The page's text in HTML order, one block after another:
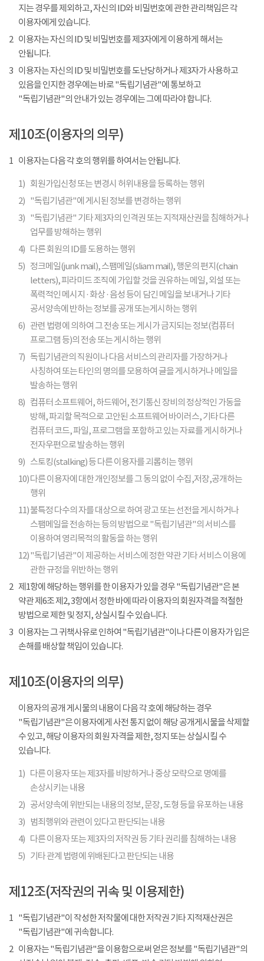
지는 경우를 제외하고, 자신의 ID와 비밀번호에 관한 관리책임은 각
이용자에게 있습니다.
2 이용자는 자신의 ID 및 비밀번호를 제3자에게 이용하게 해서는
안됩니다.
3 이용자는 자신의 ID 및 비밀번호를 도난당하거나 제3자가 사용하고
있음을 인지한 경우에는 바로 "독립기념관"에 통보하고
"독립기념관"의 안내가 있는 경우에는 그에 따라야 합니다.
제10조(이용자의 의무)
1 이용자는 다음 각 호의 행위를 하여서는 안됩니다.
1) 회원가입신청 또는 변경시 허위내용을 등록하는 행위
2) "독립기념관"에 게시된 정보를 변경하는 행위
3) "독립기념관" 기타 제3자의 인격권 또는 지적재산권을 침해하거나
업무를 방해하는 행위
4) 다른 회원의 ID를 도용하는 행위
5) 정크메일(junk mail), 스팸메일(sliam mail), 행운의 편지(chain
letters), 피라미드 조직에 가입할 것을 권유하는 메일, 외설 또는
폭력적인 메시지 · 화상 · 음성 등이 담긴 메일을 보내거나 기타
공서양속에 반하는 정보를 공개 또는게시하는 행위
6) 관련 법령에 의하여 그 전송 또는 게시가 금지되는 정보(컴퓨터
프로그램 등)의 전송 또는 게시하는 행위
7) 독립기념관의 직원이나 다음 서비스의 관리자를 가장하거나
사칭하여 또는 타인의 명의를 모용하여 글을 게시하거나 메일을
발송하는 행위
8) 컴퓨터 소프트웨어, 하드웨어, 전기통신 장비의 정상적인 가동을
방해, 파괴할 목적으로 고안된 소프트웨어 바이러스, 기타 다른
컴퓨터 코드, 파일, 프로그램을 포함하고 있는 자료를 게시하거나
전자우편으로 발송하는 행위
9) 스토킹(stalking) 등 다른 이용자를 괴롭히는 행위
10)다른 이용자에 대한 개인정보를 그 동의 없이 수집,저장,공개하는
행위
11)불특정 다수의 자를 대상으로 하여 광고 또는 선전을 게시하거나
스팸메일을 전송하는 등의 방법으로 "독립기념관"의 서비스를
이용하여 영리목적의 활동을 하는 행위
12)"독립기념관"이 제공하는 서비스에 정한 약관 기타 서비스 이용에
관한 규정을 위반하는 행위
2 제1항에 해당하는 행위를 한 이용자가 있을 경우 "독립기념관"은 본
약관 제6조 제2, 3항에서 정한 바에 따라 이용자의 회원자격을 적절한
방법으로 제한 및 정지, 상실시킬 수 있습니다.
3 이용자는 그 귀책사유로 인하여 "독립기념관"이나 다른 이용자가 입은
손해를 배상할 책임이 있습니다.
제10조(이용자의 의무)
이용자의 공개 게시물의 내용이 다음 각 호에 해당하는 경우
"독립기념관"은 이용자에게 사전 통지 없이 해당 공개게시물을 삭제할
수 있고, 해당 이용자의 회원 자격을 제한, 정지 또는 상실시킬 수
있습니다.
1) 다른 이용자 또는 제3자를 비방하거나 중상 모략으로 명예를
손상시키는 내용
2) 공서양속에 위반되는 내용의 정보, 문장, 도형 등을 유포하는 내용
3)
범죄행위와 관련이 있다고 판단되는 내용
4) 다른 이용자 또는 제3자의 저작권 등 기타 권리를 침해하는 내용
5) 기타 관계 법령에 위배된다고 판단되는 내용
제12조(저작권의 귀속 및 이용제한)
1 "독립기념관"이 작성한 저작물에 대한 저작권 기타 지적재산권은
"독립기념관"에 귀속합니다.
2 이용자는 "독립기념관"을 이용함으로써 얻은 정보를 "독립기념관"의